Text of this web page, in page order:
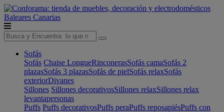
Baleares Canarias
Sofás
Sofás Chaise LongueRinconerasSofás camaSofás 2
plazasSofás 3 plazasSofás de pielSofás relaxSofás
exteriorDivanes
Sillones Sillones decorativosSillones relaxSillones relax
levantapersonas
Puffs Puffs decorativosPuffs peraPuffs reposapiésPuffs con